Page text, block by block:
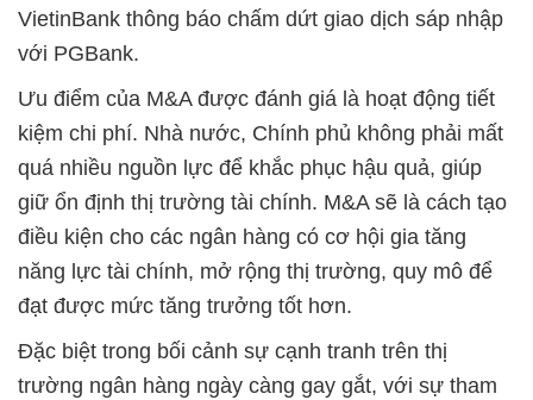
VietinBank thông báo chấm dứt giao dịch sáp nhập
với PGBank.
Ưu điểm của M&A được đánh giá là hoạt động tiết
kiệm chi phí. Nhà nước, Chính phủ không phải mất
quá nhiều nguồn lực để khắc phục hậu quả, giúp
giữ ổn định thị trường tài chính. M&A sẽ là cách tạo
điều kiện cho các ngân hàng có cơ hội gia tăng
năng lực tài chính, mở rộng thị trường, quy mô để
đạt được mức tăng trưởng tốt hơn.
Đặc biệt trong bối cảnh sự cạnh tranh trên thị
trường ngân hàng ngày càng gay gắt, với sự tham